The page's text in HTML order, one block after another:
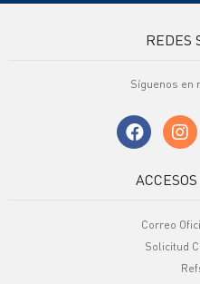
REDES
Síguenos en
Correo
Solicitud